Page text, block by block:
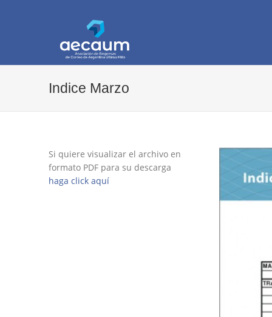
Indice Marzo
Si quiere visualizar el archivo en
formato PDF para su descarga
haga click aquí